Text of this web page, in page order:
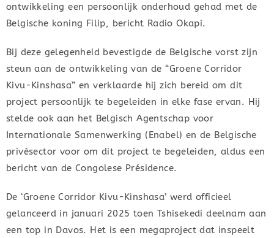
ontwikkeling een persoonlijk onderhoud gehad met de
Belgische koning Filip, bericht Radio Okapi.
Bij deze gelegenheid bevestigde de Belgische vorst zijn
steun aan de ontwikkeling van de “Groene Corridor
Kivu-Kinshasa” en verklaarde hij zich bereid om dit
project persoonlijk te begeleiden in elke fase ervan. Hij
stelde ook aan het Belgisch Agentschap voor
Internationale Samenwerking (Enabel) en de Belgische
privésector voor om dit project te begeleiden, aldus een
bericht van de Congolese Présidence.
De ‘Groene Corridor Kivu-Kinshasa’ werd officieel
gelanceerd in januari 2025 toen Tshisekedi deelnam aan
een top in Davos. Het is een megaproject dat inspeelt